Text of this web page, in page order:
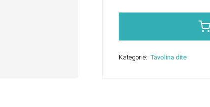
Kategorië: Tavolina dite